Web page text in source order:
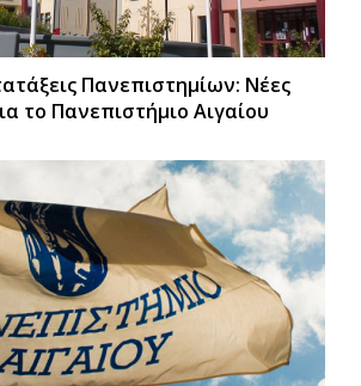
Πανεπιστημίων: Νέες
το Πανεπιστήμιο Αιγαίου